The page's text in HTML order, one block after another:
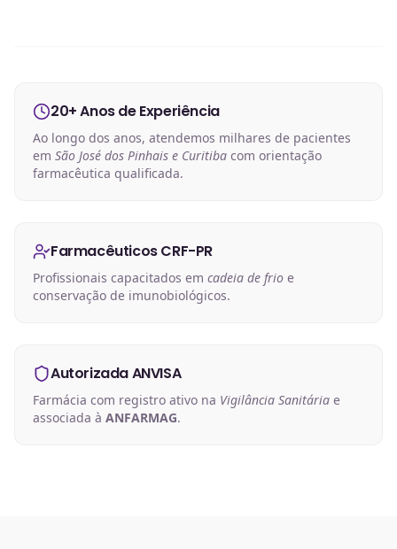
20+ Anos de Experiência
Ao longo dos anos, atendemos milhares de pacientes
em São José dos Pinhais e Curitiba com orientação
farmacêutica qualificada.
Farmacêuticos CRF-PR
Profissionais capacitados em cadeia de frio e
conservação de imunobiológicos.
Autorizada ANVISA
Farmácia com registro ativo na Vigilância Sanitária e
associada à ANFARMAG.